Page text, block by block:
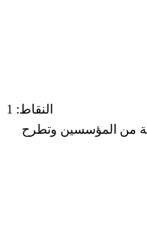
النقاط: 1
من المؤسسين وتطرح